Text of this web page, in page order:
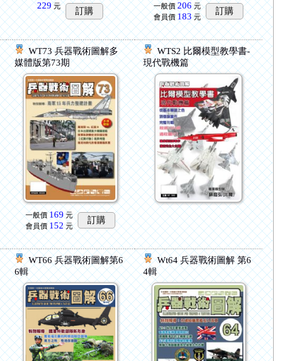
229元 訂購 一般價 206元
會員價 183元
訂購
WT73 兵器戰術圖解多
媒體版第73期
一般價 169元
會員價 152元
訂購
WTS2 比爾模型教學書-
現代戰機篇
WT66 兵器戰術圖解第6
6輯
Wt64 兵器戰術圖解 第6
4輯